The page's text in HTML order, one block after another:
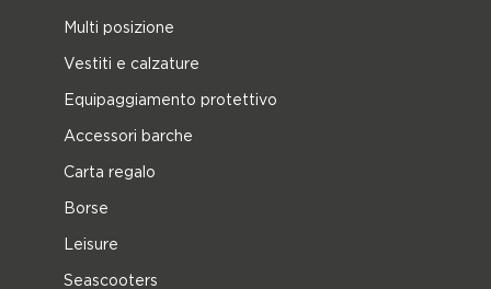
Multi posizione
Vestiti e calzature
Equipaggiamento protettivo
Accessori barche
Carta regalo
Borse
Leisure
Seascooters